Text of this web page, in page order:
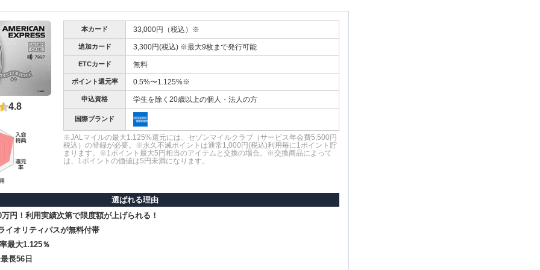
4.8
本カード 33,000円（税込）※
追加カード 3,300円(税込) ※最大9枚まで発行可能
ETCカード 無料
ポイント還元率 0.5%〜1.125%※
申込資格 学生を除く20歳以上の個人・法人の方
国際ブランド
※JALマイルの最大1.125%還元には、セゾンマイルクラブ（サービス年会費5,500円
税込）の登録が必要。※永久不滅ポイントは通常1,000円(税込)利用毎に1ポイント貯
まります。※1ポイント最大5円相当のアイテムと交換の場合。※交換商品によって
は、1ポイントの価値は5円未満になります。
選ばれる理由
円！利用実績次第で限度額が上げられる！
イオリティパスが無料付帯
最大1.125％
長56日